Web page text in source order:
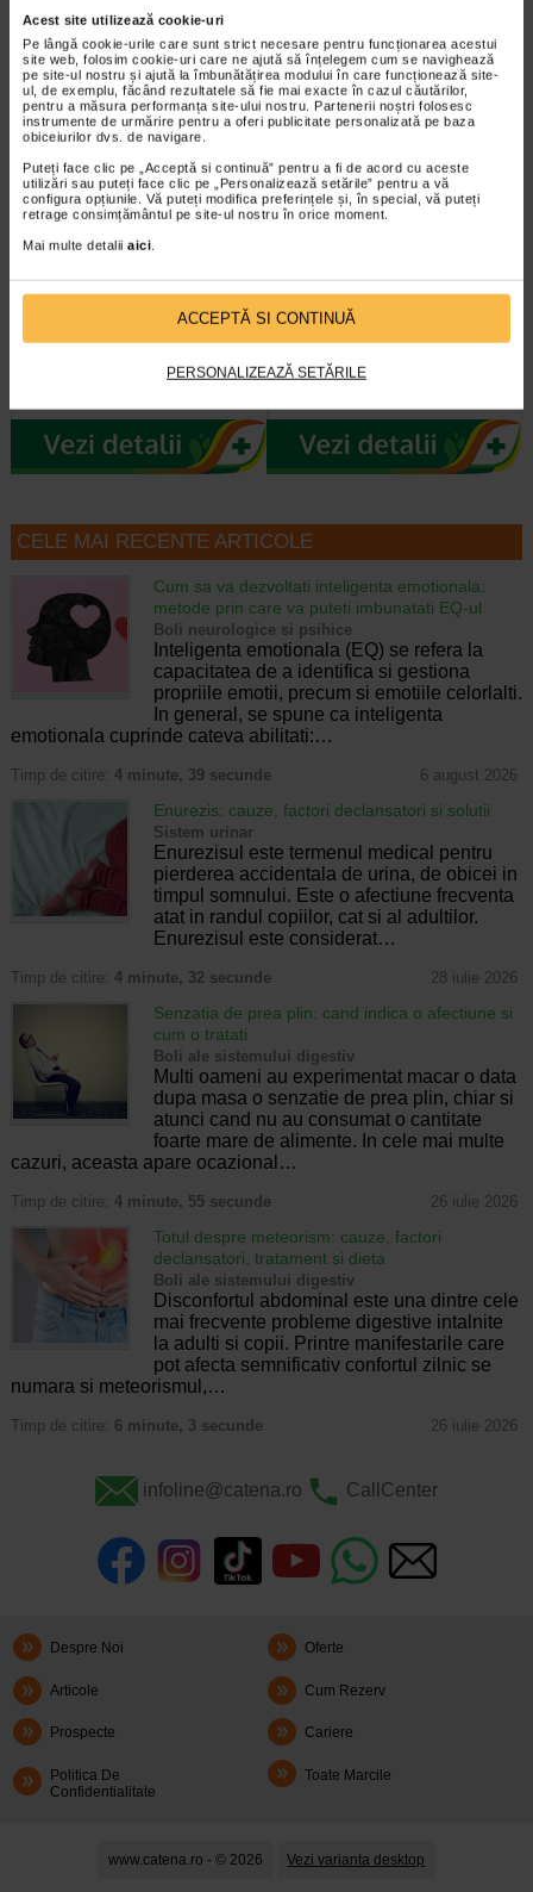
Acest site utilizează cookie-uri
Pe lângă cookie-urile care sunt strict necesare pentru funcționarea acestui
site web, folosim cookie-uri care ne ajută să înțelegem cum se navighează
pe site-ul nostru și ajută la îmbunătățirea modului în care funcționează site-
ul, de exemplu, făcând rezultatele să fie mai exacte în cazul căutărilor,
pentru a măsura performanța site-ului nostru. Partenerii noștri folosesc
instrumente de urmărire pentru a oferi publicitate personalizată pe baza
obiceiurilor dvs. de navigare.
Puteți face clic pe „Acceptă si continuă” pentru a fi de acord cu aceste
utilizări sau puteți face clic pe „Personalizează setările” pentru a vă
configura opțiunile. Vă puteți modifica preferințele și, în special, vă puteți
retrage consimțământul pe site-ul nostru în orice moment.
Mai multe detalii aici.
ACCEPTĂ SI CONTINUĂ
PERSONALIZEAZĂ SETĂRILE
-40% Preț întreg: 77.90 Lei
Preț redus: 46.74 Lei
Gerovital H3 Evolution fiole cu
acid hialuronic X 10 fiole
H3 Evolution de la Farmec SA au
-40% Preț întreg: 78.20 Lei
Preț redus: 46.92 Lei
GH3 Derma+ Crema antirid si
fermitate, 50 ml, Gerovital
Crema este dezvoltata pentru
intretinerea tenurilor ridate, lipsite
CELE MAI RECENTE ARTICOLE
Cum sa va dezvoltati inteligenta emotionala:
metode prin care va puteti imbunatati EQ-ul
Boli neurologice si psihice
Inteligenta emotionala (EQ) se refera la
capacitatea de a identifica si gestiona
propriile emotii, precum si emotiile celorlalti.
In general, se spune ca inteligenta
emotionala cuprinde cateva abilitati:…
Timp de citire: 4 minute, 39 secunde 6 august 2026
Enurezis: cauze, factori declansatori si solutii
Sistem urinar
Enurezisul este termenul medical pentru
pierderea accidentala de urina, de obicei in
timpul somnului. Este o afectiune frecventa
atat in randul copiilor, cat si al adultilor.
Enurezisul este considerat…
Timp de citire: 4 minute, 32 secunde 28 iulie 2026
Senzatia de prea plin: cand indica o afectiune si
cum o tratati
Boli ale sistemului digestiv
Multi oameni au experimentat macar o data
dupa masa o senzatie de prea plin, chiar si
atunci cand nu au consumat o cantitate
foarte mare de alimente. In cele mai multe
cazuri, aceasta apare ocazional…
Timp de citire: 4 minute, 55 secunde 26 iulie 2026
Totul despre meteorism: cauze, factori
declansatori, tratament si dieta
Boli ale sistemului digestiv
Disconfortul abdominal este una dintre cele
mai frecvente probleme digestive intalnite
la adulti si copii. Printre manifestarile care
pot afecta semnificativ confortul zilnic se
numara si meteorismul,…
Timp de citire: 6 minute, 3 secunde 26 iulie 2026
infoline@catena.ro CallCenter
Despre Noi Oferte
Articole Cum Rezerv
Prospecte Cariere
Politica De
Confidentialitate
Toate Marcile
www.catena.ro - © 2026 Vezi varianta desktop